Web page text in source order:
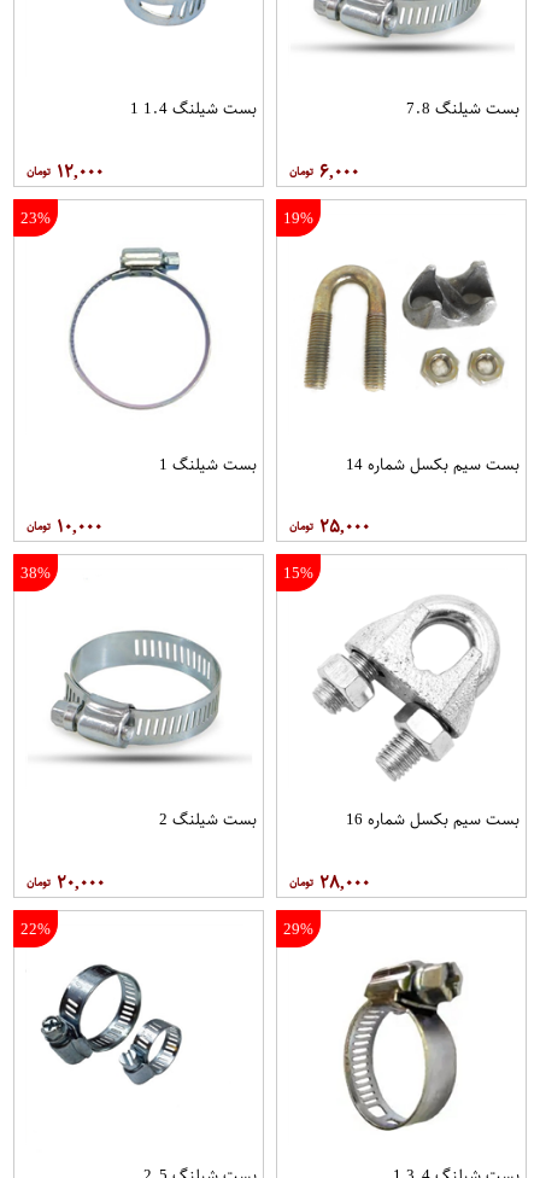
بست شیلنگ 7.8
۶,۰۰۰
بست شیلنگ 1.4 1
۱۲,۰۰۰
19%
بست سیم بکسل شماره 14
۲۵,۰۰۰
23%
بست شیلنگ 1
۱۰,۰۰۰
15%
بست سیم بکسل شماره 16
۲۸,۰۰۰
38%
بست شیلنگ 2
۲۰,۰۰۰
29%
22%